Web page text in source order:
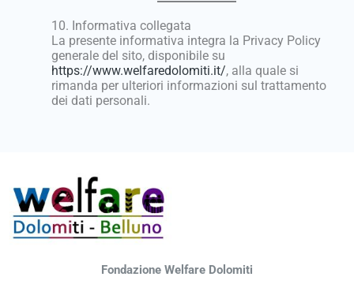
10. Informativa collegata
La presente informativa integra la Privacy Policy
generale del sito, disponibile su
https://www.welfaredolomiti.it/, alla quale si
rimanda per ulteriori informazioni sul trattamento
dei dati personali.
Fondazione Welfare Dolomiti